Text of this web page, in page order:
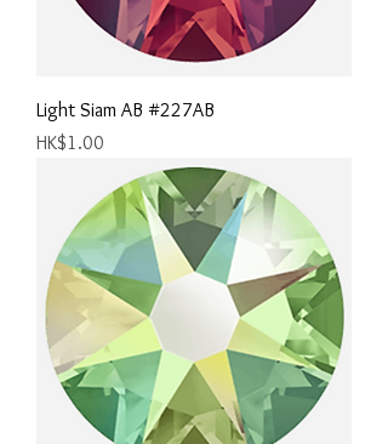
Light Siam AB #227AB
價格
HK$1.00